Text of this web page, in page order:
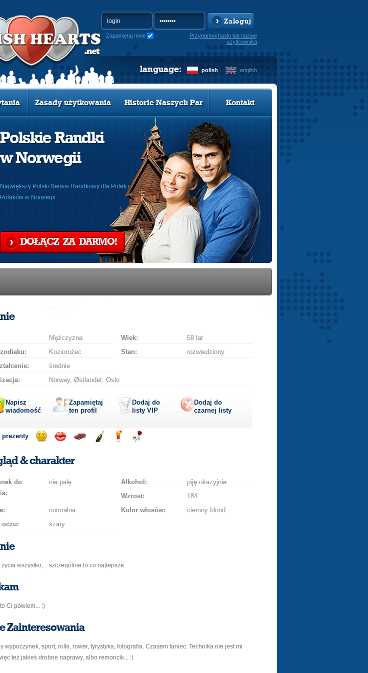
Zaloguj
Zapamiętaj mnie
Przypomnij hasło lub nazwę
użytkownika
polish english
language:
Zasady użytkowania Historie Naszych Par Kontakt
Polskie Randki
w Norwegii
Największy Polski Serwis Randkowy dla Polek i
Polaków w Norwegii.
DOŁĄCZ ZA DARMO!
Mężczyzna Wiek:
58 lat
Koziorożec Stan:
rozwiedziony
średnie
Norway, Østlandet, Oslo
Napisz
wiadomość
Zapamiętaj
ten profil
Dodaj do
listy VIP
Dodaj do
czarnej listy
uśmiechbuziaka
& charakter
do
nie palę Alkohol:
piję okazyjnie
Wzrost:
184
normalna Kolor włosów:
ciemny blond
oczu:
szary
życia wszystko,... szczególnie to co najlepsze.
Ci powiem... :)
Zainteresowania
wypoczynek, sport, rolki, rower, tyrystyka, fotografia. Czasem taniec. Technika nie jest mi
też jakieś drobne naprawy, albo remoncik... :)